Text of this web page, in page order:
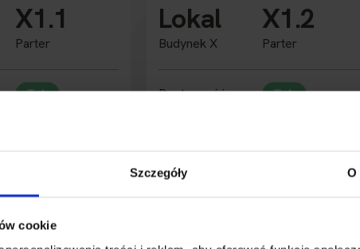
Szczegóły O
cookie
X1.1
Parter
Tak
Lokal
Budynek X
X1.2
Parter
Dostępność Tak
Wysokość